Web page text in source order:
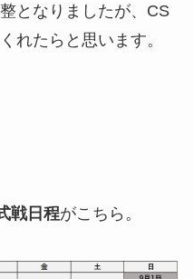
となりましたが、CS
れたらと思います。
戦日程がこちら。